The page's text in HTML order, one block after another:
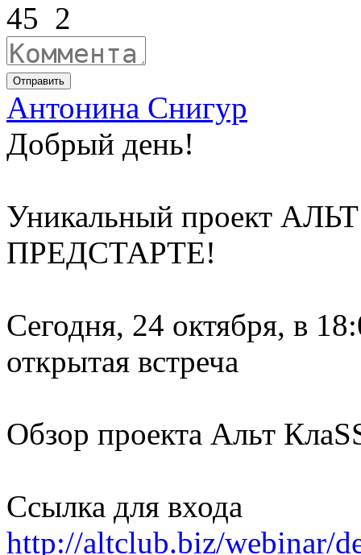
45 2
Отправить
Антонина Снигур
Добрый день!
Уникальный проект
ПРЕДСТАРТЕ!
Сегодня, 24 октября, в
открытая встреча
Обзор проекта Альт
Ссылка для входа
http://altclub.biz/webinar/